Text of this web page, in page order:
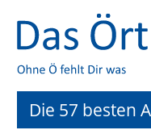
Die 57 besten